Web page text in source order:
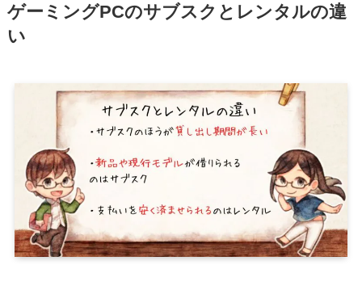
ゲーミングPCのサブスクとレンタルの違
い